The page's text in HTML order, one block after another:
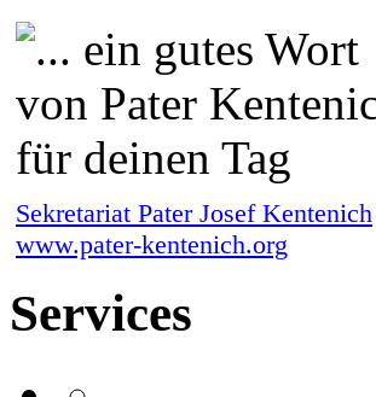
Sekretariat Pater Josef Kentenich
www.pater-kentenich.org
Services